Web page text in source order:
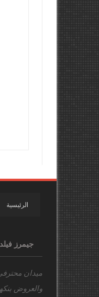
الرئيسية
جيمرز فيلد
ميدان
والعروض